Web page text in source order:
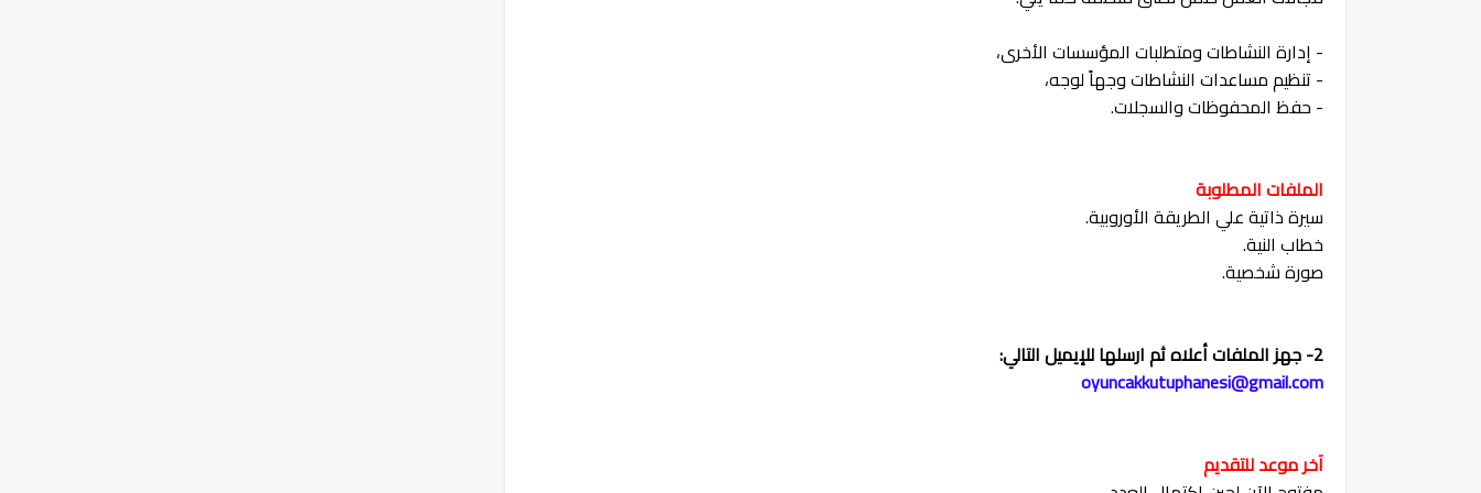
- إدارة النشاطات ومتطلبات المؤسسات الأخرى،
- تنظيم مساعدات النشاطات وجهاً لوجه،
- حفظ المحفوظات والسجلات.
الملفات المطلوبة
سيرة ذاتية علي الطريقة الأوروبية.
خطاب النية.
صورة شخصية.
2- جهز الملفات أعلاه ثم ارسلها للإيميل التالي:
oyuncakkutuphanesi@gmail.com
آخر موعد للتقديم